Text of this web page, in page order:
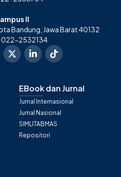
II
Bandung, Jawa Barat 40132
022-2532134
EBook dan Jurnal
Jurnal Internasional
Jurnal Nasional
SIMLITABMAS
Repositori